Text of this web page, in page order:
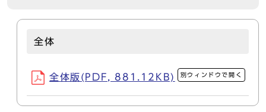
全体
全体版(PDF, 881.12KB) 別ウィンドウで開く